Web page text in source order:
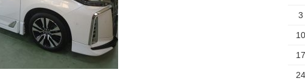
3
10
17
24